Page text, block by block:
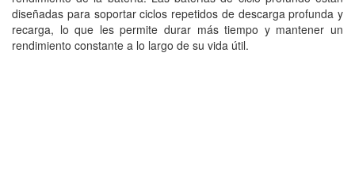
diseñadas para soportar ciclos repetidos de descarga profunda y
recarga, lo que les permite durar más tiempo y mantener un
rendimiento constante a lo largo de su vida útil.